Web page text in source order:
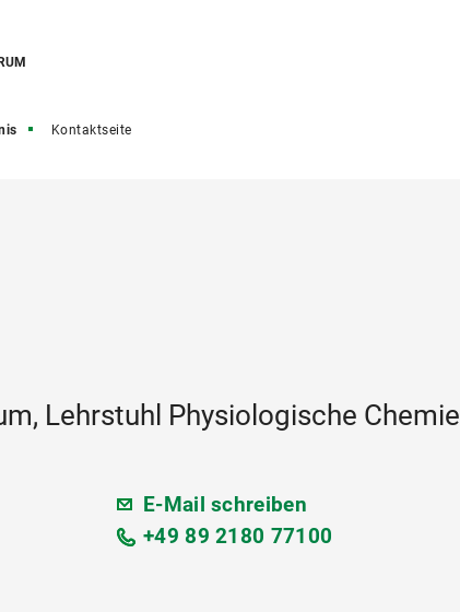
Kontaktseite
Lehrstuhl Physiologische Chemie
E-Mail schreiben
+49 89 2180 77100